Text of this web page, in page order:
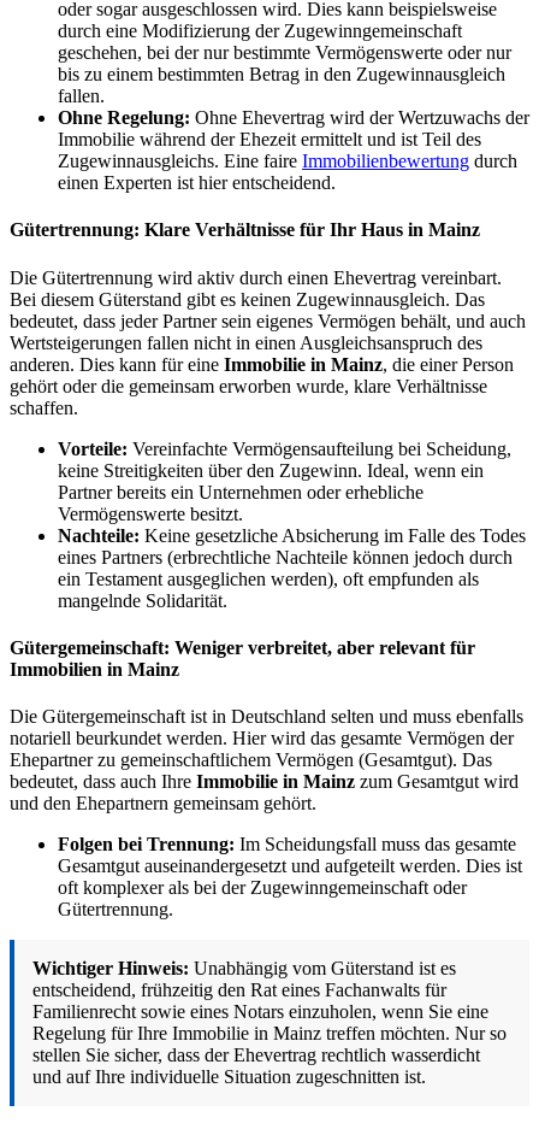
oder sogar ausgeschlossen wird. Dies kann beispielsweise
durch eine Modifizierung der Zugewinngemeinschaft
geschehen, bei der nur bestimmte Vermögenswerte oder nur
bis zu einem bestimmten Betrag in den Zugewinnausgleich
fallen.
Ohne Regelung: Ohne Ehevertrag wird der Wertzuwachs der
Immobilie während der Ehezeit ermittelt und ist Teil des
Zugewinnausgleichs. Eine faire Immobilienbewertung durch
einen Experten ist hier entscheidend.
Gütertrennung: Klare Verhältnisse für Ihr Haus in Mainz
Die Gütertrennung wird aktiv durch einen Ehevertrag vereinbart.
Bei diesem Güterstand gibt es keinen Zugewinnausgleich. Das
bedeutet, dass jeder Partner sein eigenes Vermögen behält, und auch
Wertsteigerungen fallen nicht in einen Ausgleichsanspruch des
anderen. Dies kann für eine Immobilie in Mainz, die einer Person
gehört oder die gemeinsam erworben wurde, klare Verhältnisse
schaffen.
Vorteile: Vereinfachte Vermögensaufteilung bei Scheidung,
keine Streitigkeiten über den Zugewinn. Ideal, wenn ein
Partner bereits ein Unternehmen oder erhebliche
Vermögenswerte besitzt.
Nachteile: Keine gesetzliche Absicherung im Falle des Todes
eines Partners (erbrechtliche Nachteile können jedoch durch
ein Testament ausgeglichen werden), oft empfunden als
mangelnde Solidarität.
Gütergemeinschaft: Weniger verbreitet, aber relevant für
Immobilien in Mainz
Die Gütergemeinschaft ist in Deutschland selten und muss ebenfalls
notariell beurkundet werden. Hier wird das gesamte Vermögen der
Ehepartner zu gemeinschaftlichem Vermögen (Gesamtgut). Das
bedeutet, dass auch Ihre Immobilie in Mainz zum Gesamtgut wird
und den Ehepartnern gemeinsam gehört.
Folgen bei Trennung: Im Scheidungsfall muss das gesamte
Gesamtgut auseinandergesetzt und aufgeteilt werden. Dies ist
oft komplexer als bei der Zugewinngemeinschaft oder
Gütertrennung.
Wichtiger Hinweis: Unabhängig vom Güterstand ist es
entscheidend, frühzeitig den Rat eines Fachanwalts für
Familienrecht sowie eines Notars einzuholen, wenn Sie eine
Regelung für Ihre Immobilie in Mainz treffen möchten. Nur so
stellen Sie sicher, dass der Ehevertrag rechtlich wasserdicht
und auf Ihre individuelle Situation zugeschnitten ist.